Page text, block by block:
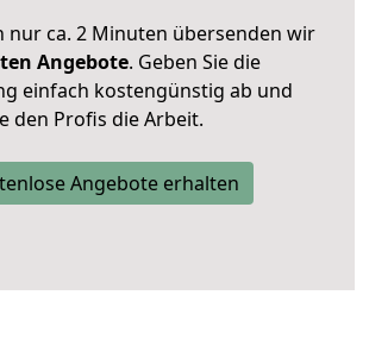
nur ca. 2 Minuten übersenden wir
Angebote. Geben Sie die
einfach kostengünstig ab und
den Profis die Arbeit.
Angebote erhalten